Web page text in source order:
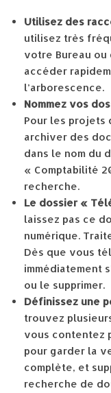
Utilisez des
utilisez très
votre Bureau ou
accéder
l’arborescence.
Nommez vos
Pour les projets
archiver des
dans le nom du
« Comptabilité
recherche.
Le dossier «
laissez pas ce
numérique.
Dès que vous
immédiatement
ou le supprimer.
Définissez une
trouvez
vous contentez
pour garder la
complète, et
recherche de